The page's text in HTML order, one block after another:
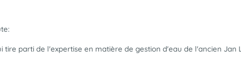
tire parti de l'expertise en matière de gestion d'eau de l'ancien